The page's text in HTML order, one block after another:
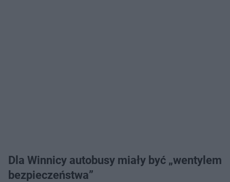
Dla Winnicy autobusy miały być „wentylem
bezpieczeństwa”